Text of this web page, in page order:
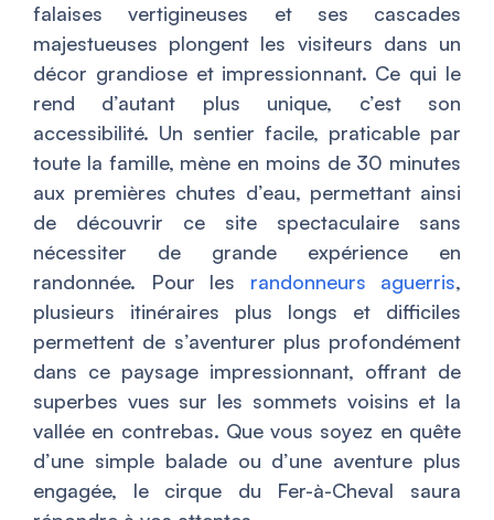
falaises vertigineuses et ses cascades
majestueuses plongent les visiteurs dans un
décor grandiose et impressionnant. Ce qui le
rend d’autant plus unique, c’est son
accessibilité. Un sentier facile, praticable par
toute la famille, mène en moins de 30 minutes
aux premières chutes d’eau, permettant ainsi
de découvrir ce site spectaculaire sans
nécessiter de grande expérience en
randonnée. Pour les randonneurs aguerris,
plusieurs itinéraires plus longs et difficiles
permettent de s’aventurer plus profondément
dans ce paysage impressionnant, offrant de
superbes vues sur les sommets voisins et la
vallée en contrebas. Que vous soyez en quête
d’une simple balade ou d’une aventure plus
engagée, le cirque du Fer-à-Cheval saura